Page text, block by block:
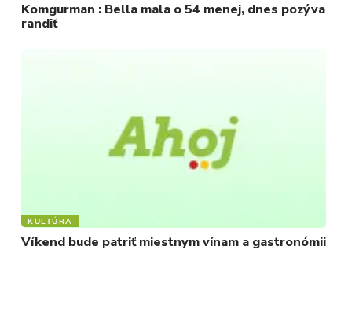
Komgurman : Bella mala o 54 menej, dnes pozýva
randiť
KULTÚRA
Víkend bude patriť miestnym vínam a gastronómii